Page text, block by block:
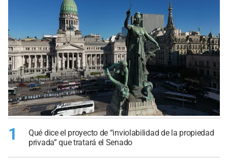
1
Qué dice el proyecto de “inviolabilidad de la propiedad
privada” que tratará el Senado